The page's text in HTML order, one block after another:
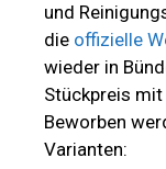
und
die offizielle
wieder in
Stückpreis
Beworben
Varianten: